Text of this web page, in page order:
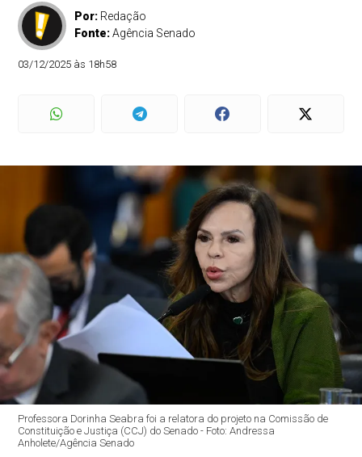
Por: Redação
Fonte:Agência Senado
03/12/2025 às 18h58
Professora Dorinha Seabra foi a relatora do projeto na Comissão de
Constituição e Justiça (CCJ) do Senado - Foto: Andressa
Anholete/Agência Senado